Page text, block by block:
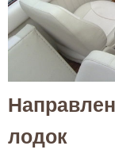
лодок